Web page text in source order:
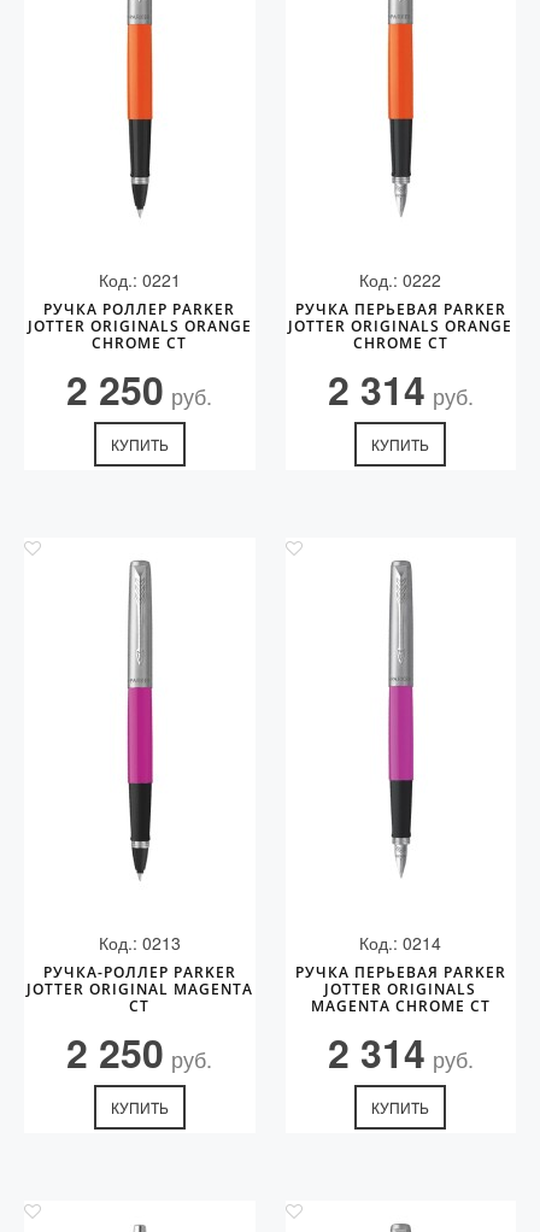
Код.: 0221
РУЧКА РОЛЛЕР PARKER
JOTTER ORIGINALS ORANGE
CHROME CT
2 250 руб.
КУПИТЬ
Код.: 0222
РУЧКА ПЕРЬЕВАЯ PARKER
JOTTER ORIGINALS ORANGE
CHROME CT
2 314 руб.
КУПИТЬ
Код.: 0213
РУЧКА-РОЛЛЕР PARKER
JOTTER ORIGINAL MAGENTA
CT
2 250 руб.
КУПИТЬ
Код.: 0214
РУЧКА ПЕРЬЕВАЯ PARKER
JOTTER ORIGINALS
MAGENTA CHROME CT
2 314 руб.
КУПИТЬ